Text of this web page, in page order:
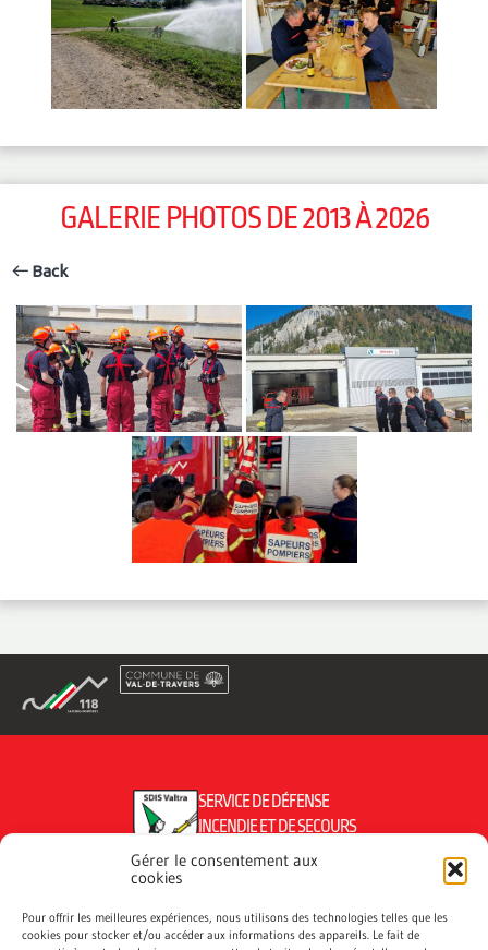
Gérer le consentement aux
cookies
Pour offrir les meilleures expériences, nous utilisons des technologies telles que les
cookies pour stocker et/ou accéder aux informations des appareils. Le fait de
GALERIE PHOTOS DE 2013 À 2026
Back
SERVICE DE DÉFENSE
INCENDIE ET DE SECOURS
DU VAL-DE-TRAVERS
CONTACTEZ NOUS